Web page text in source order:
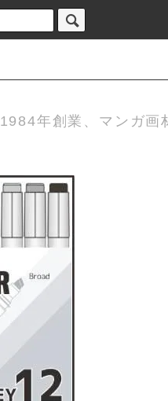
1984年創業、マンガ画